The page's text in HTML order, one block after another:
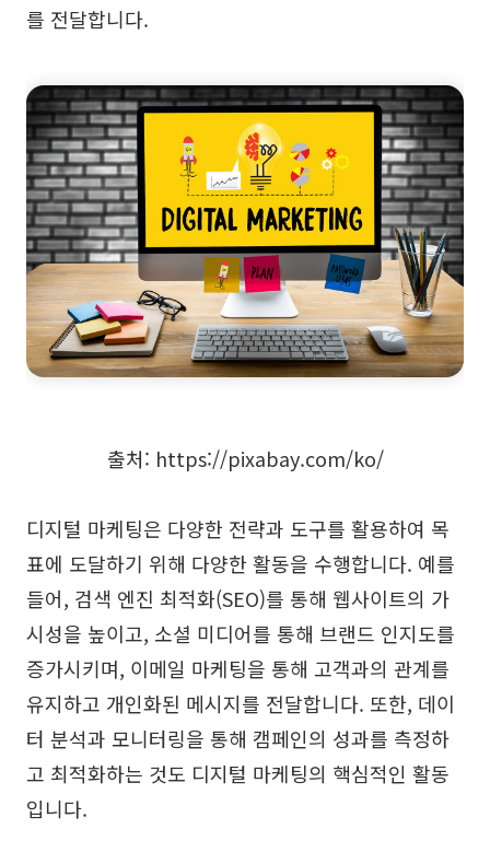
업데이트 일기
기업
기업 버전
프라이빗 네트워크 배포
가격
를 전달합니다.
출처: https://pixabay.com/ko/
디지털 마케팅은 다양한 전략과 도구를 활용하여 목
표에 도달하기 위해 다양한 활동을 수행합니다. 예를
들어, 검색 엔진 최적화(SEO)를 통해 웹사이트의 가
시성을 높이고, 소셜 미디어를 통해 브랜드 인지도를
증가시키며, 이메일 마케팅을 통해 고객과의 관계를
유지하고 개인화된 메시지를 전달합니다. 또한, 데이
터 분석과 모니터링을 통해 캠페인의 성과를 측정하
고 최적화하는 것도 디지털 마케팅의 핵심적인 활동
입니다.